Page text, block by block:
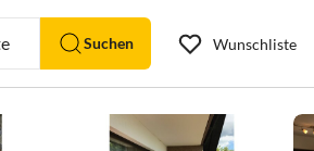
Suchen Wunschliste